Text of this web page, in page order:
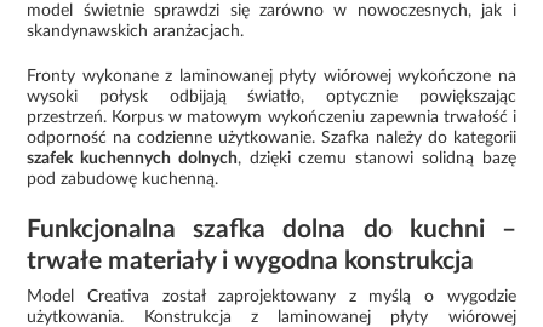
model świetnie sprawdzi się zarówno w nowoczesnych, jak i
skandynawskich aranżacjach.
Fronty wykonane z laminowanej płyty wiórowej wykończone na
wysoki połysk odbijają światło, optycznie powiększając
przestrzeń. Korpus w matowym wykończeniu zapewnia trwałość i
odporność na codzienne użytkowanie. Szafka należy do kategorii
szafek kuchennych dolnych, dzięki czemu stanowi solidną bazę
pod zabudowę kuchenną.
Funkcjonalna szafka dolna do kuchni –
trwałe materiały i wygodna konstrukcja
Model Creativa został zaprojektowany z myślą o wygodzie
użytkowania. Konstrukcja z laminowanej płyty wiórowej